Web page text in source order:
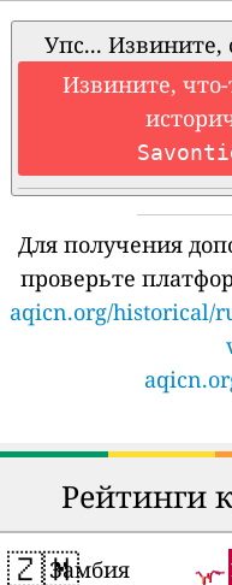
Упс... Извините,
Извините, что-
Для получения
проверьте
aqicn.org/historical/
Рейтинги
🇿🇲Замбия